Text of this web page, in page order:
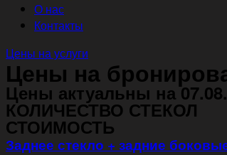
О нас
Контакты
Цены на услуги
Цены на
Цены актуальны на
КОЛИЧЕСТВО СТЕКОЛ
СТОИМОСТЬ
Заднее стекло + задние